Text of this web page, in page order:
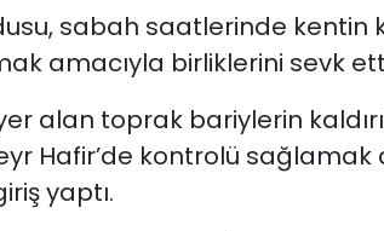
sabah saatlerinde kentin
amacıyla birliklerini sevk
alan toprak bariylerin
Hafir’de kontrolü sağlamak
yaptı.